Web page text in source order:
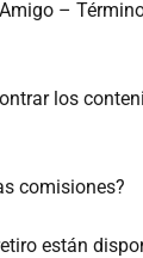
–
los
comisiones?
están